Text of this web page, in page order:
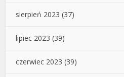
sierpień 2023 (37)
lipiec 2023 (39)
czerwiec 2023 (39)